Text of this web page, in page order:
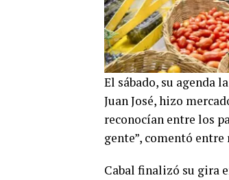
El sábado, su agenda
Juan José, hizo
reconocían entre los
gente”, comentó entre
Cabal finalizó su gira